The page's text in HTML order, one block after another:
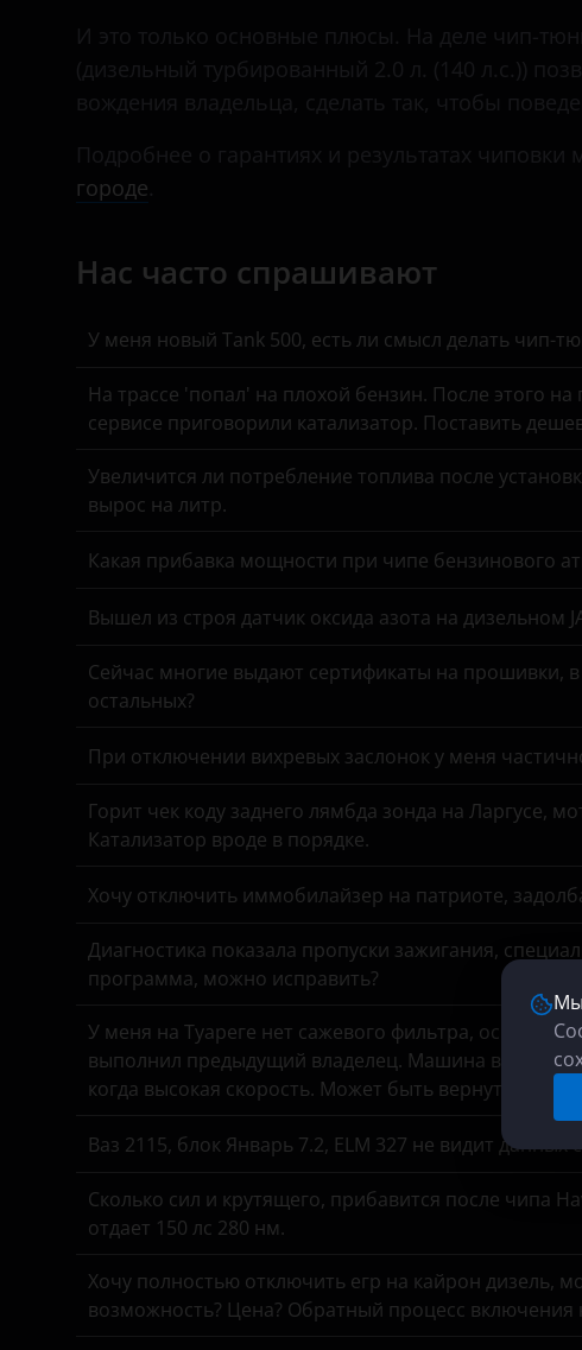
Мы
Dongfeng (DFM)
Fiat
Ford
GAC
Geely
Haval
Hawtai
Hummer
Hyundai
JAC
Jeep
Kaiyi
KIA
Land Rover
Lifan
городе
Нас часто спрашивают
У меня новый Tank 500, есть ли смысл делать чип-
На трассе 'попал' на плохой бензин. После этого на
сервисе приговорили катализатор. Поставить
Увеличится ли потребление топлива после
вырос на литр.
Какая прибавка мощности при чипе бензинового
Вышел из строя датчик оксида азота на дизельном
Сейчас многие выдают сертификаты на прошивки,
остальных?
При отключении вихревых заслонок у меня
Горит чек коду заднего лямбда зонда на Ларгусе,
Катализатор вроде в порядке.
Хочу отключить иммобилайзер на патриоте,
Диагностика показала пропуски зажигания,
программа, можно исправить?
У меня на Туареге нет сажевого фильтра, осмотр
выполнил предыдущий владелец. Машина все
когда высокая скорость. Может быть вернуть
Ваз 2115, блок Январь 7.2, ELM 327 не видит
Сколько сил и крутящего, прибавится после чипа
отдает 150 лс 280 нм.
Хочу полностью отключить егр на кайрон дизель,
возможность? Цена? Обратный процесс включения